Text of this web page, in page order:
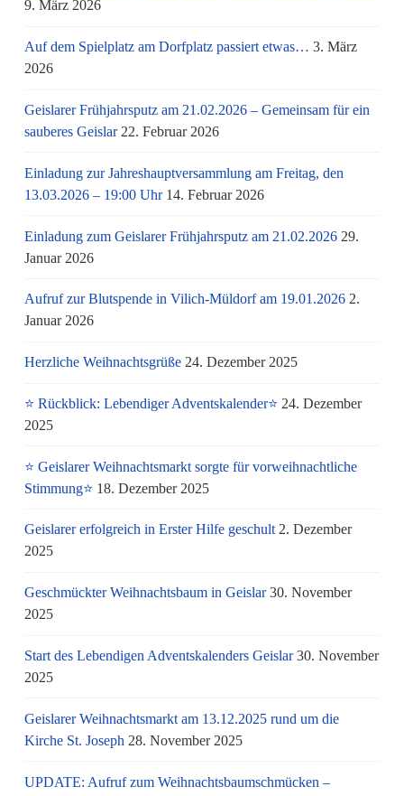
9. März 2026
Auf dem Spielplatz am Dorfplatz passiert etwas… 3. März
2026
Geislarer Frühjahrsputz am 21.02.2026 – Gemeinsam für ein
sauberes Geislar 22. Februar 2026
Einladung zur Jahreshauptversammlung am Freitag, den
13.03.2026 – 19:00 Uhr 14. Februar 2026
Einladung zum Geislarer Frühjahrsputz am 21.02.2026 29.
Januar 2026
Aufruf zur Blutspende in Vilich-Müldorf am 19.01.2026 2.
Januar 2026
Herzliche Weihnachtsgrüße 24. Dezember 2025
⭐ Rückblick: Lebendiger Adventskalender⭐ 24. Dezember
2025
⭐ Geislarer Weihnachtsmarkt sorgte für vorweihnachtliche
Stimmung⭐ 18. Dezember 2025
Geislarer erfolgreich in Erster Hilfe geschult 2. Dezember
2025
Geschmückter Weihnachtsbaum in Geislar 30. November
2025
Start des Lebendigen Adventskalenders Geislar 30. November
2025
Geislarer Weihnachtsmarkt am 13.12.2025 rund um die
Kirche St. Joseph 28. November 2025
UPDATE: Aufruf zum Weihnachtsbaumschmücken –